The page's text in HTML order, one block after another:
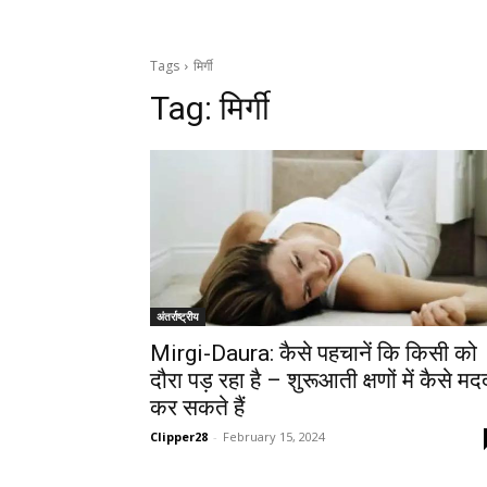
Tags मिर्गी
Tag:मिर्गी
अंतर्राष्ट्रीय
Mirgi-Daura: कैसे पहचानें कि किसी को
दौरा पड़ रहा है – शुरूआती क्षणों में कैसे
कर सकते हैं
Clipper28 - February 15, 2024